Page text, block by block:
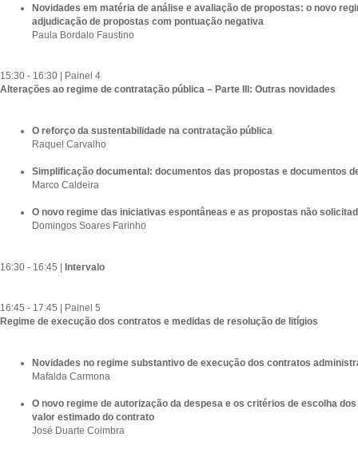
Novidades em matéria de análise e avaliação de propostas: o novo
adjudicação de propostas com pontuação negativa
Paula Bordalo Faustino
15:30 - 16:30 | Painel 4
Alterações ao regime de contratação pública – Parte III: Outras novidades
O reforço da sustentabilidade na contratação pública
Raquel Carvalho
Simplificação documental: documentos das propostas e documentos
Marco Caldeira
O novo regime das iniciativas espontâneas e as propostas não
Domingos Soares Farinho
16:30 - 16:45 | Intervalo
16:45 - 17:45 | Painel 5
Regime de execução dos contratos e medidas de resolução de litígios
Novidades no regime substantivo de execução dos contratos
Mafalda Carmona
O novo regime de autorização da despesa e os critérios de escolha
valor estimado do contrato
José Duarte Coimbra